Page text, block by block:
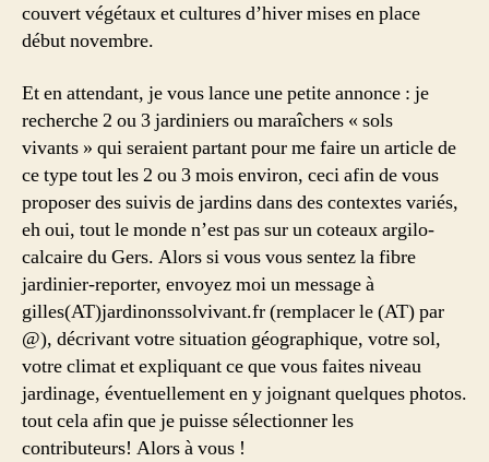
couvert végétaux et cultures d’hiver mises en place
début novembre.
Et en attendant, je vous lance une petite annonce : je
recherche 2 ou 3 jardiniers ou maraîchers « sols
vivants » qui seraient partant pour me faire un article de
ce type tout les 2 ou 3 mois environ, ceci afin de vous
proposer des suivis de jardins dans des contextes variés,
eh oui, tout le monde n’est pas sur un coteaux argilo-
calcaire du Gers. Alors si vous vous sentez la fibre
jardinier-reporter, envoyez moi un message à
gilles(AT)jardinonssolvivant.fr (remplacer le (AT) par
@), décrivant votre situation géographique, votre sol,
votre climat et expliquant ce que vous faites niveau
jardinage, éventuellement en y joignant quelques photos.
tout cela afin que je puisse sélectionner les
contributeurs! Alors à vous !